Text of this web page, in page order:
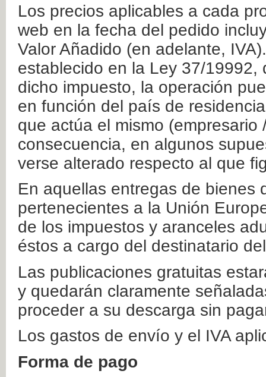
Los precios aplicables a cada
web en la fecha del pedido
Valor Añadido (en adelante,
establecido en la Ley 37/
dicho impuesto, la operación
en función del país de
que actúa el mismo
consecuencia, en algunos
verse alterado respecto al que
En aquellas entregas de bienes
pertenecientes a la Unión
de los impuestos y aranceles
éstos a cargo del destinatario
Las publicaciones gratuitas
y quedarán claramente
proceder a su descarga sin
Los gastos de envío y el IVA
Forma de pago